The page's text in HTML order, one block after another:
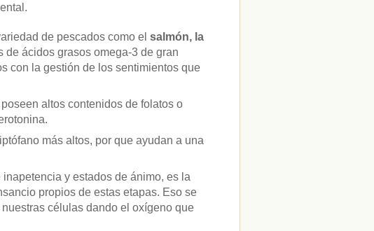
de pescados como el salmón, la
ácidos grasos omega-3 de gran
con la gestión de los sentimientos que
poseen altos contenidos de folatos o
más altos, por que ayudan a una
y estados de ánimo, es la
propios de estas etapas. Eso se
células dando el oxígeno que